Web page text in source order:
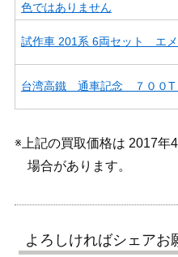
色ではありません
試作車 201系 6両セット エ
台湾高鐵 通車記念 ７００T
※上記の買取価格は 2017年
場合があります。
よろしければシェアお